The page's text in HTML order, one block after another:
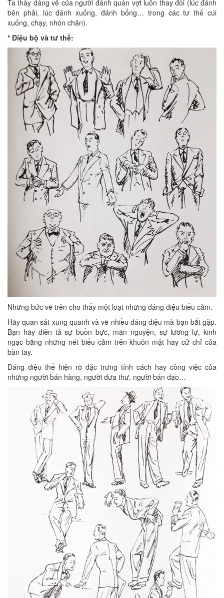
Ta thấy dáng vẻ của người đánh quần vợt luôn thay đổi (lúc đánh
bên phải, lúc đánh xuống, đánh bổng… trong các tư thế cúi
xuống, chạy, nhón chân).
* Điệu bộ và tư thế:
Những bức vẽ trên cho thấy một loạt những dáng điệu biểu cảm.
Hãy quan sát xung quanh và vẽ nhiều dáng điệu mà bạn bắt gặp.
Bạn hãy diễn tả sự buồn bực, mãn nguyện, sự lưỡng lự, kinh
ngạc bằng những nét biểu cảm trên khuôn mặt hay cử chỉ của
bàn tay.
Dáng điệu thể hiện rõ đặc trưng tính cách hay công việc của
những người bán hàng, người đưa thư, người bán dạo…